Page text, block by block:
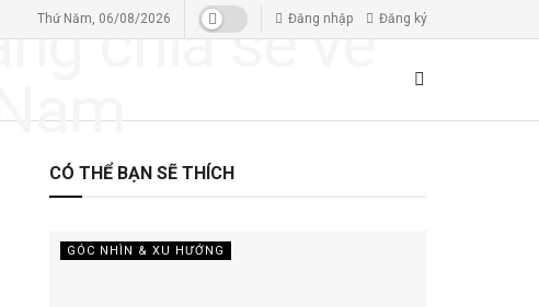
Thứ Năm, 06/08/2026 Đăng nhập Đăng ký
CÓ THỂ BẠN SẼ THÍCH
GÓC NHÌN & XU HƯỚNG